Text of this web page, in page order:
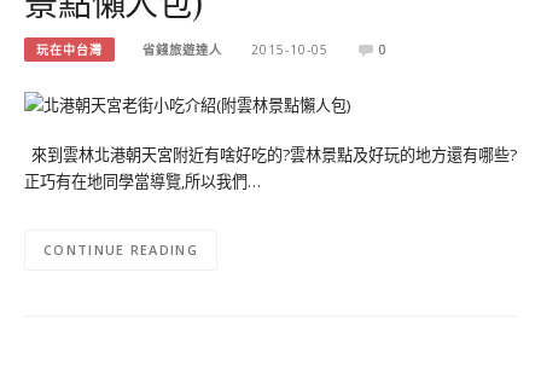
玩在中台灣 省錢旅遊達人 2015-10-05 0
來到雲林北港朝天宮附近有啥好吃的?雲林景點及好玩的地方還有哪些?
正巧有在地同學當導覽,所以我們…
CONTINUE READING